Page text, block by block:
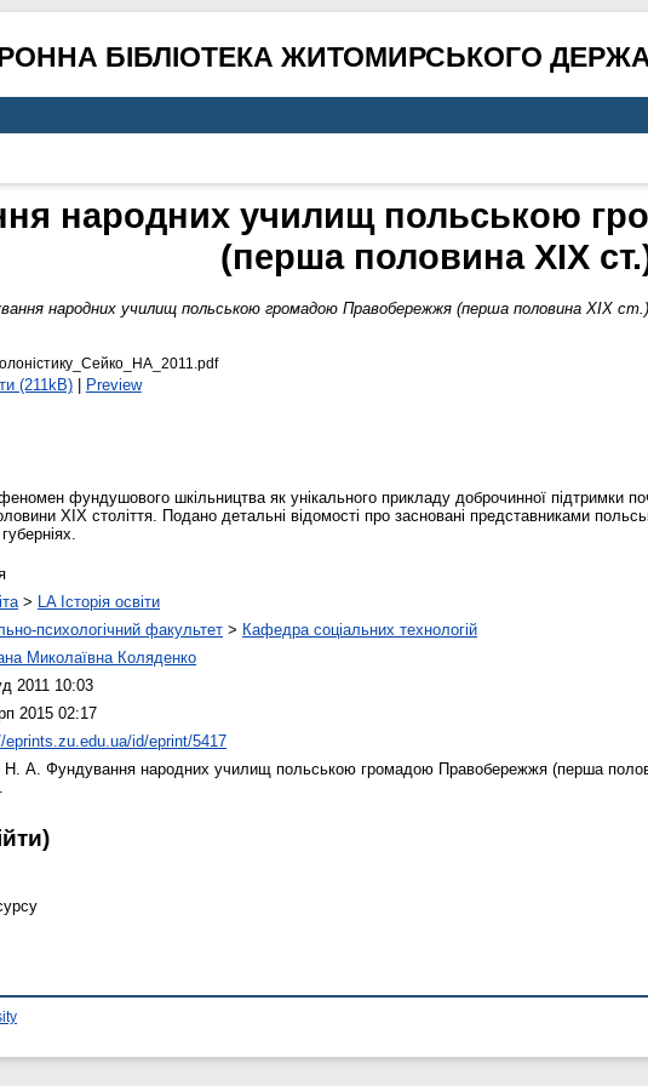
БІБЛІОТЕКА ЖИТОМИРСЬКОГО
народних училищ польською
(перша половина ХІХ
народних училищ польською громадою Правобережжя (перша половина ХІХ
(211kB)| Preview
фундушового шкільництва як унікального прикладу доброчинної підтримки
ХІХ століття. Подано детальні відомості про засновані представниками
> LA Історія освіти
психологічний факультет > Кафедра соціальних технологій
Миколаївна Коляденко
2011 10:03
2015 02:17
eprints.zu.edu.ua/id/eprint/5417
Н. А. Фундування народних училищ польською громадою Правобережжя (перша